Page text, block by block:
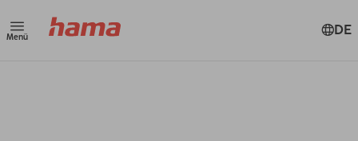
Menü DE